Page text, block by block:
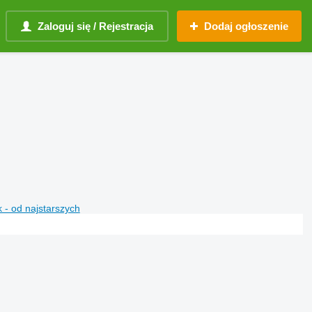
Zaloguj się / Rejestracja Dodaj ogłoszenie
- od najstarszych